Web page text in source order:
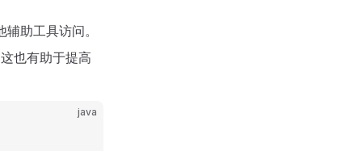
助工具访问。
也有助于提高
java